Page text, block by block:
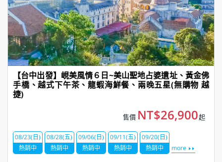
【台中出發】峴美風情６日~美山聖地占婆遺址、黃金佛
手橋、越式下午茶、龍蝦海鮮餐、兩晚五星(無購物 越
捷)
售價 NT$26,900起
08/23(日)
熱銷中
08/28(五)
熱銷中
09/06(日)
熱銷中
09/11(五)
熱銷中
09/20(日)
熱銷中
more